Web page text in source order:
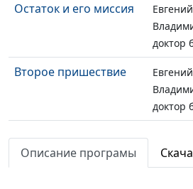
Остаток и его миссия
Евгений
доктор
Второе пришествие
Евгений
доктор
Служение Христа в
небесном святилище
доктор
Описание програмы